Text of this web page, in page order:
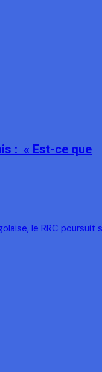
: « Est-ce que